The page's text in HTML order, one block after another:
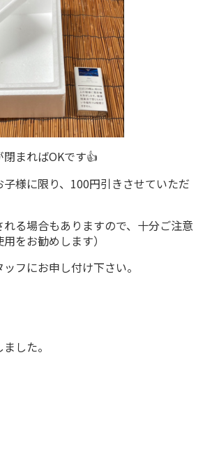
まればOKです👍
子様に限り、100円引きさせていただ
る場合もありますので、十分ご注意
をお勧めします）
フにお申し付け下さい。
した。